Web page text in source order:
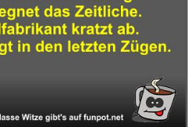
for the Corn...